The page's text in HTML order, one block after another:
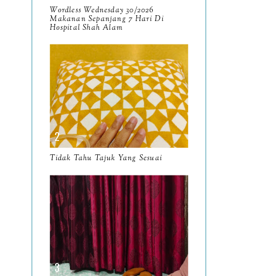
September
August8
June10
May9
April9
March11
January 14
2024130
December 19
November 12
Wordless Wednesday 30/2026
Makanan Sepanjang 7 Hari Di
Hospital Shah Alam
Tidak Tahu Tajuk Yang Sesuai